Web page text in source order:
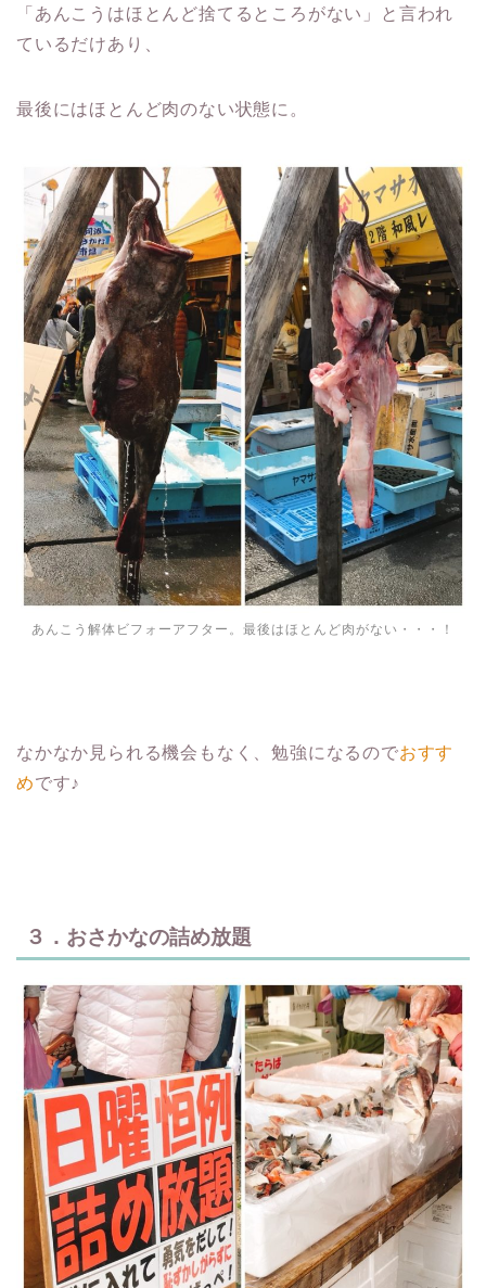
「あんこうはほとんど捨てるところがない」と言われ
ているだけあり、
最後にはほとんど肉のない状態に。
あんこう解体ビフォーアフター。最後はほとんど肉がない・・・！
なかなか見られる機会もなく、勉強になるのでおすす
めです♪
３．おさかなの詰め放題